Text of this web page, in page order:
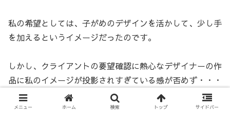
私の希望としては、子がめのデザインを活かして、少し手
を加えるというイメージだったのです。
しかし、クライアントの要望確認に熱心なデザイナーの作
品に私のイメージが投影されすぎている感が否めず・・・
ひとまず時計のイラストで練習してみるか～と。
メニュー ホーム 検索 トップ サイドバー